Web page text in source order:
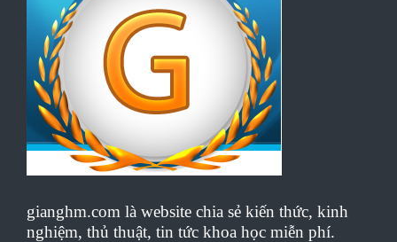
gianghm.com là website chia sẻ kiến thức, kinh
nghiệm, thủ thuật, tin tức khoa học miễn phí.